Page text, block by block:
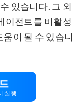
있습니다. 그 외
이전트를 비활성
이 될 수 있습니
실행